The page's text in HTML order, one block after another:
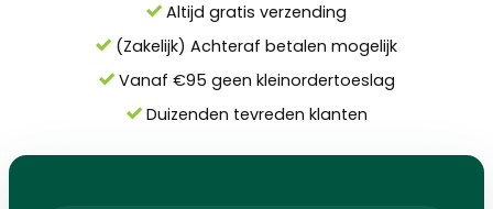
Altijd gratis verzending
(Zakelijk) Achteraf betalen mogelijk
Vanaf €95 geen kleinordertoeslag
Duizenden tevreden klanten